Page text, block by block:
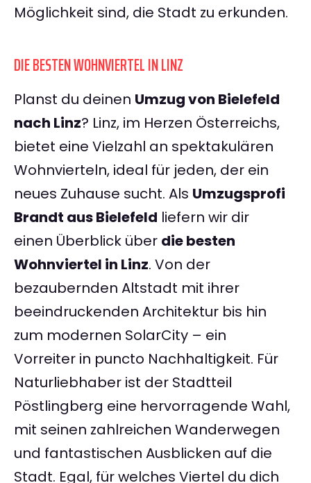
Möglichkeit sind, die Stadt zu erkunden.
DIE BESTEN WOHNVIERTEL IN LINZ
Planst du deinen Umzug von Bielefeld
nach Linz? Linz, im Herzen Österreichs,
bietet eine Vielzahl an spektakulären
Wohnvierteln, ideal für jeden, der ein
neues Zuhause sucht. Als Umzugsprofi
Brandt aus Bielefeld liefern wir dir
einen Überblick über die besten
Wohnviertel in Linz. Von der
bezaubernden Altstadt mit ihrer
beeindruckenden Architektur bis hin
zum modernen SolarCity – ein
Vorreiter in puncto Nachhaltigkeit. Für
Naturliebhaber ist der Stadtteil
Pöstlingberg eine hervorragende Wahl,
mit seinen zahlreichen Wanderwegen
und fantastischen Ausblicken auf die
Stadt. Egal, für welches Viertel du dich